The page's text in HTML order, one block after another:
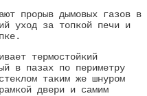
прорыв дымовых газов в
уход за топкой печи и
термостойкий
в пазах по периметру
таким же шнуром
двери и самим